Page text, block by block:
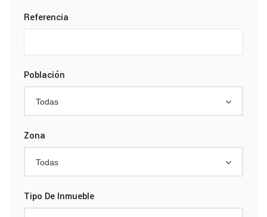
Referencia
Población
Todas
Zona
Todas
Tipo De Inmueble